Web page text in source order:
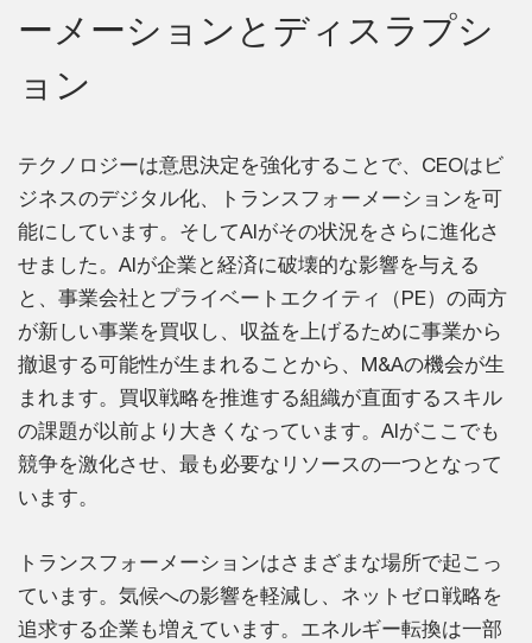
ーメーションとディスラプシ
ョン
テクノロジーは意思決定を強化することで、CEOはビ
ジネスのデジタル化、トランスフォーメーションを可
能にしています。そしてAIがその状況をさらに進化さ
せました。AIが企業と経済に破壊的な影響を与える
と、事業会社とプライベートエクイティ（PE）の両方
が新しい事業を買収し、収益を上げるために事業から
撤退する可能性が生まれることから、M&Aの機会が生
まれます。買収戦略を推進する組織が直面するスキル
の課題が以前より大きくなっています。AIがここでも
競争を激化させ、最も必要なリソースの一つとなって
います。
トランスフォーメーションはさまざまな場所で起こっ
ています。気候への影響を軽減し、ネットゼロ戦略を
追求する企業も増えています。エネルギー転換は一部